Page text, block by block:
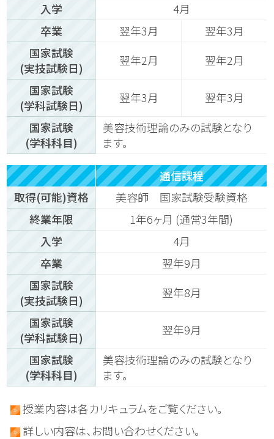
入学
4月
卒業
翌年3月
翌年3月
国家試験
(実技試験日)
翌年2月
翌年2月
国家試験
(学科試験日)
翌年3月
翌年3月
国家試験
(学科科目)
美容技術理論のみの試験となり
ます。
通信課程
取得(可能)資格
美容師 国家試験受験資格
終業年限
1年6ヶ月 (通常3年間)
入学
4月
卒業
翌年9月
国家試験
(実技試験日)
翌年8月
国家試験
(学科試験日)
翌年9月
国家試験
(学科科目)
美容技術理論のみの試験となり
ます。
授業内容は各カリキュラムをご覧ください。
詳しい内容は、お問い合わせください。